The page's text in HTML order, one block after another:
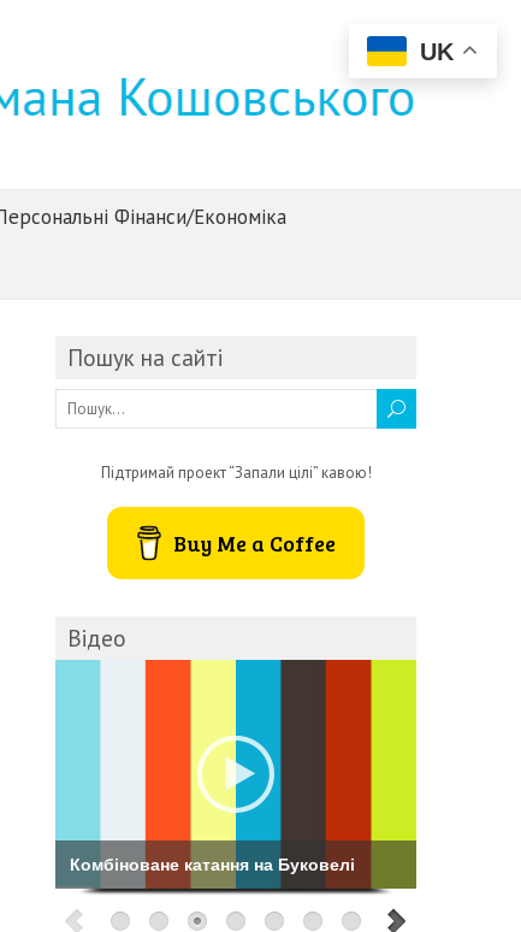
Фінанси/Економіка
Пошук на сайті
Підтримай проект “Запали цілі” кавою!
Buy Me a Coffee
Відео
Комбіноване катання на Буковелі
UK